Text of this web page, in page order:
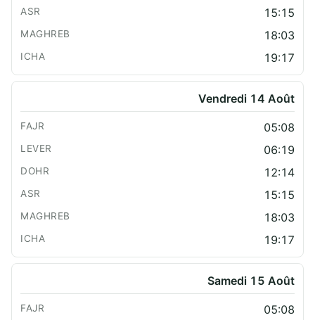
15:15
18:03
19:17
Vendredi 14 Août
05:08
06:19
12:14
15:15
18:03
19:17
Samedi 15 Août
05:08